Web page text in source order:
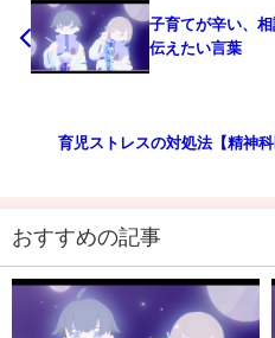
子育てが辛い、
伝えたい言葉
育児ストレスの対処法【精神科
おすすめの記事